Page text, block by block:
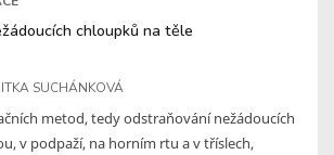
chloupků na těle
SUCHÁNKOVÁ
metod, tedy odstraňování nežádoucích
v podpaží, na horním rtu a v tříslech,